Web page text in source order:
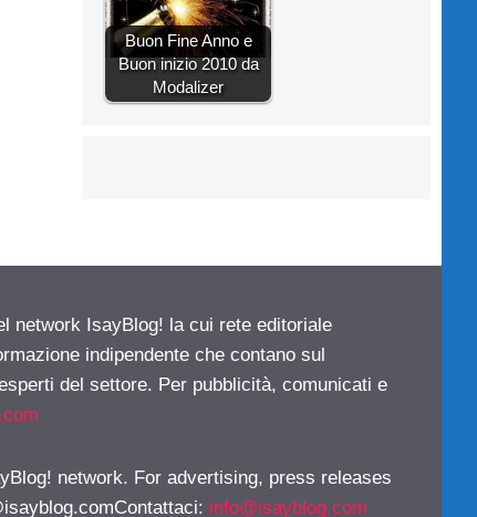
Buon Fine Anno e
Buon inizio 2010 da
Modalizer
network IsayBlog! la cui rete editoriale
indipendente che contano sul
del settore. Per pubblicità, comunicati e
network. For advertising, press releases
: info@isayblog.com